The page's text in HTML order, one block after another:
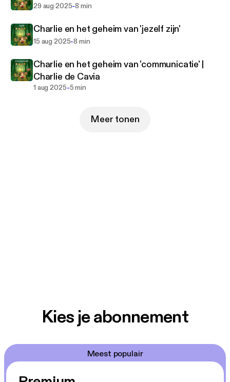
Download kleurplaten en ander knutselplezier op
29 aug 2025-8 min
Charlie en het geheim van 'jezelf zijn'
15 aug 2025-8 min
Charlie en het geheim van 'communicatie' |
Charlie de Cavia
1 aug 2025-5 min
Meer tonen
Kies je abonnement
Meest populair